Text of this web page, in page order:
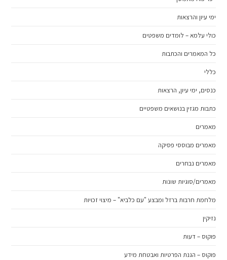
ימי עיון והרצאות
כולי עלמא – לומדים משפטים
כל המאמרים והכתבות
כללי
כנסים, ימי עיון, הרצאות
כתבות מגזין בנושאים משפטיים
מאמרים
מאמרים מבוססי פסיקה
מאמרים נבחרים
מאמרים/סוגיות שונות
מלחמת חרבות ברזל ומבצע "עם כלביא" – מיצוי זכויות
נזיקין
פוקוס – דעות
פוקוס – הגנת הפרטיות ואבטחת מידע